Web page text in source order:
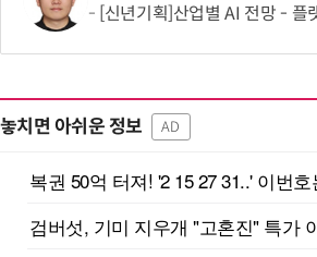
[신년기획]산업별 AI 전망 - 플랫폼·유통 'AI
놓치면 아쉬운 정보 AD